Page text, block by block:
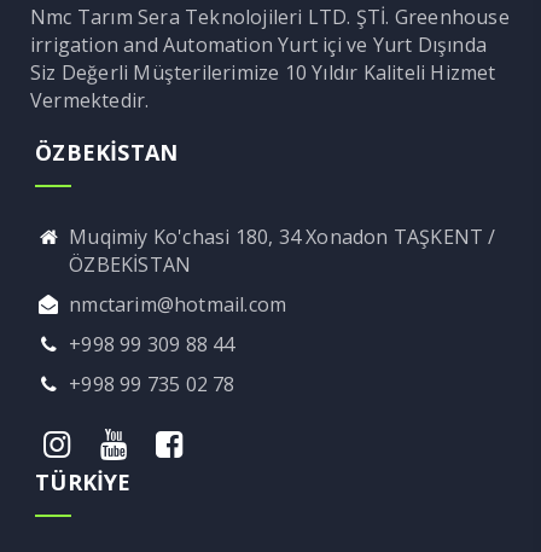
Nmc Tarım Sera Teknolojileri LTD. ŞTİ. Greenhouse
irrigation and Automation Yurt içi ve Yurt Dışında
Siz Değerli Müşterilerimize 10 Yıldır Kaliteli Hizmet
Vermektedir.
ÖZBEKİSTAN
Muqimiy Ko'chasi 180, 34 Xonadon TAŞKENT /
ÖZBEKİSTAN
nmctarim@hotmail.com
+998 99 309 88 44
+998 99 735 02 78
TÜRKİYE